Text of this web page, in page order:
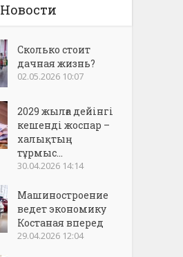
Новости
Сколько стоит
дачная жизнь?
02.05.2026 10:07
2029 жылға дейінгі
кешенді жоспар –
халықтың
тұрмыс...
30.04.2026 14:14
Машиностроение
ведет экономику
Костаная вперед
29.04.2026 12:04